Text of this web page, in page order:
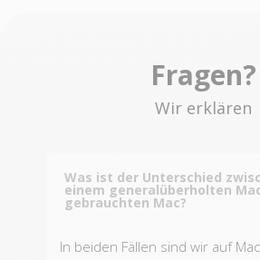
Fragen?
Wir erklären
Was ist der Unterschied
einem generalüberholten
gebrauchten Mac?
In beiden Fällen sind wir auf